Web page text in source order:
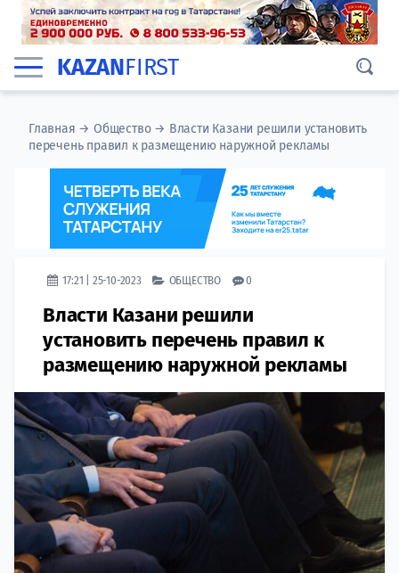
KAZANFIRST
Главная →Общество→ Власти Казани решили установить
перечень правил к размещению наружной рекламы
17:21 | 25-10-2023 ОБЩЕСТВО 0
Власти Казани решили
установить перечень правил к
размещению наружной рекламы